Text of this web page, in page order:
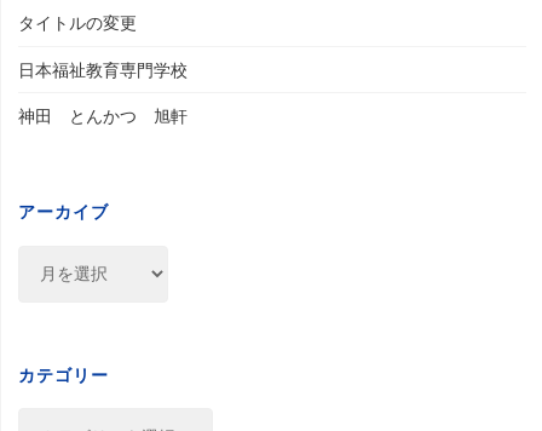
タイトルの変更
日本福祉教育専門学校
神田 とんかつ 旭軒
アーカイブ
ブ
カテゴリー